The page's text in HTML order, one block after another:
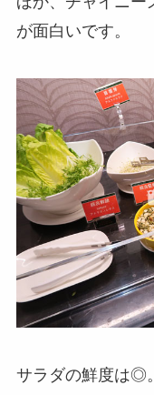
が面白いです。
サラダの鮮度は◎。